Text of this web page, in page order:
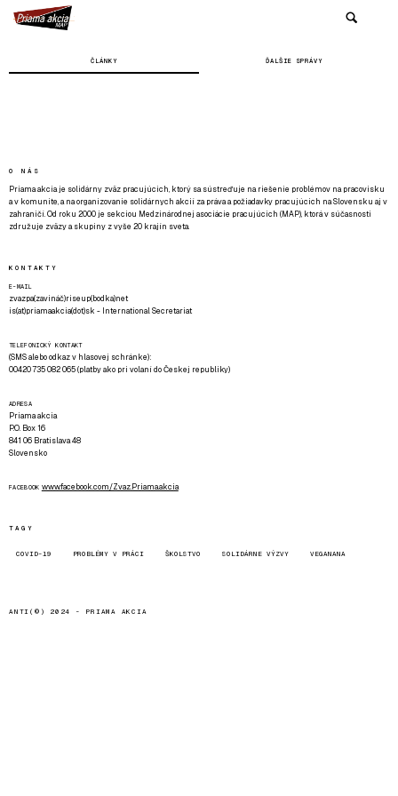
ČLÁNKY ĎALŠIE SPRÁVY
O NÁS
Priama akcia je solidárny zväz pracujúcich, ktorý sa sústreďuje na riešenie problémov na pracovisku
a v komunite, a na organizovanie solidárnych akcií za práva a požiadavky pracujúcich na Slovensku aj v
zahraničí. Od roku 2000 je sekciou Medzinárodnej asociácie pracujúcich (MAP), ktorá v súčasnosti
združuje zväzy a skupiny z vyše 20 krajín sveta.
KONTAKTY
E-MAIL
zvazpa(zavináč)riseup(bodka)net
is(at)priamaakcia(dot)sk - International Secretariat
TELEFONICKÝ KONTAKT
(SMS alebo odkaz v hlasovej schránke):
00420 735 082 065 (platby ako pri volaní do Českej republiky)
ADRESA
Priama akcia
P.O. Box 16
841 06 Bratislava 48
Slovensko
FACEBOOK www.facebook.com/Zvaz.Priama.akcia
TAGY
COVID-19 PROBLÉMY V PRÁCI ŠKOLSTVO SOLIDÁRNE VÝZVY VEGANANA
ANTI(©) 2024 - PRIAMA AKCIA